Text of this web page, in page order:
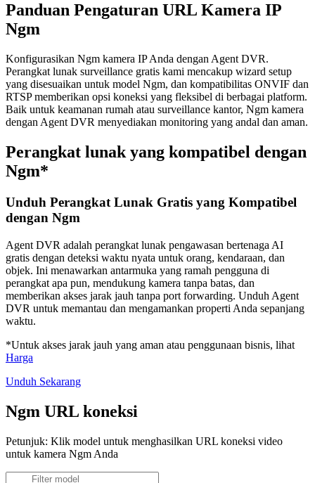
Panduan Pengaturan URL Kamera IP
Ngm
Konfigurasikan Ngm kamera IP Anda dengan Agent DVR.
Perangkat lunak surveillance gratis kami mencakup wizard setup
yang disesuaikan untuk model Ngm, dan kompatibilitas ONVIF dan
RTSP memberikan opsi koneksi yang fleksibel di berbagai platform.
Baik untuk keamanan rumah atau surveillance kantor, Ngm kamera
dengan Agent DVR menyediakan monitoring yang andal dan aman.
Perangkat lunak yang kompatibel dengan
Ngm*
Unduh Perangkat Lunak Gratis yang Kompatibel
dengan Ngm
Agent DVR adalah perangkat lunak pengawasan bertenaga AI
gratis dengan deteksi waktu nyata untuk orang, kendaraan, dan
objek. Ini menawarkan antarmuka yang ramah pengguna di
perangkat apa pun, mendukung kamera tanpa batas, dan
memberikan akses jarak jauh tanpa port forwarding. Unduh Agent
DVR untuk memantau dan mengamankan properti Anda sepanjang
waktu.
*Untuk akses jarak jauh yang aman atau penggunaan bisnis, lihat
Harga
Unduh Sekarang
Ngm URL koneksi
Petunjuk: Klik model untuk menghasilkan URL koneksi video
untuk kamera Ngm Anda